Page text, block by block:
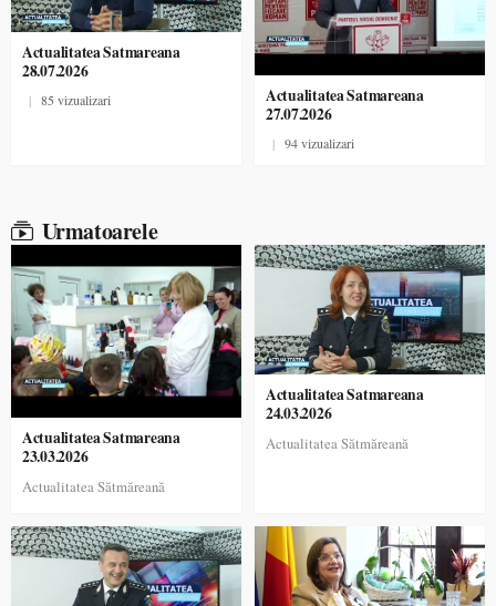
Actualitatea Satmareana
28.07.2026
| 85 vizualizari
Actualitatea Satmareana
27.07.2026
| 94 vizualizari
Urmatoarele
Actualitatea Satmareana
23.03.2026
Actualitatea Sătmăreană
Actualitatea Satmareana
24.03.2026
Actualitatea Sătmăreană